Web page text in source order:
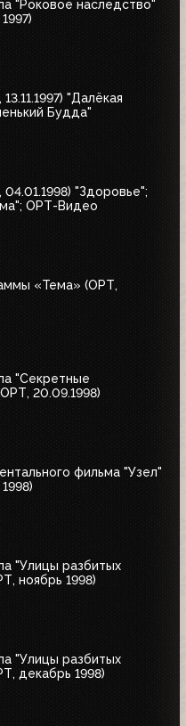
"Роковое наследство"
"Далёкая
Будда"
"Здоровье";
ОРТ-Видео
«Тема» (ОРТ,
"Секретные
20.09.1998)
фильма "Узел"
"Улицы разбитых
ноябрь 1998)
"Улицы разбитых
декабрь 1998)